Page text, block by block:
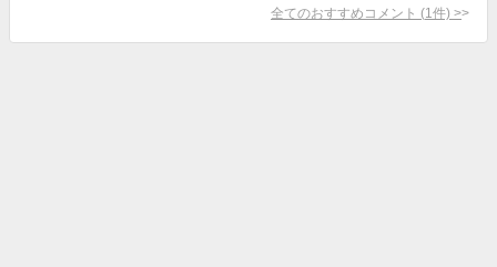
全てのおすすめコメント (1 件) >